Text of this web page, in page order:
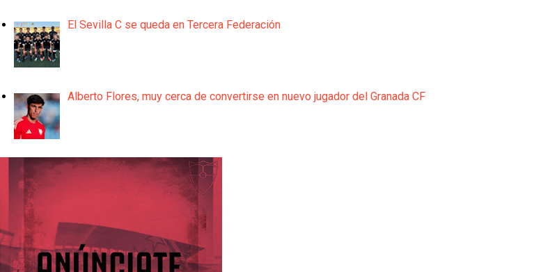
El Sevilla C se queda en Tercera Federación
Alberto Flores, muy cerca de convertirse en nuevo jugador del Granada CF